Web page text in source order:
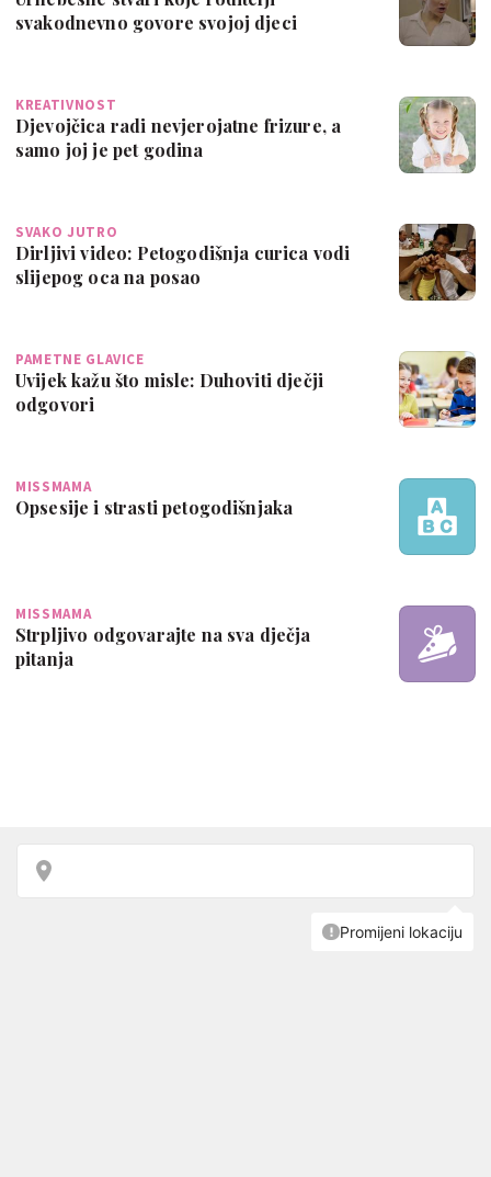
svakodnevno govore svojoj djeci
KREATIVNOST
Djevojčica radi nevjerojatne frizure, a
samo joj je pet godina
SVAKO JUTRO
Dirljivi video: Petogodišnja curica vodi
slijepog oca na posao
PAMETNE GLAVICE
Uvijek kažu što misle: Duhoviti dječji
odgovori
MISSMAMA
Opsesije i strasti petogodišnjaka
MISSMAMA
Strpljivo odgovarajte na sva dječja
pitanja